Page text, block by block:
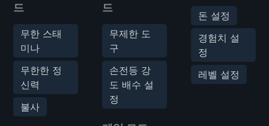
드
무한 스태
미나
무한한 정
신력
불사
드
무제한 도
구
손전등 강
도 배수 설
정
돈 설정
경험치 설
정
레벨 설정